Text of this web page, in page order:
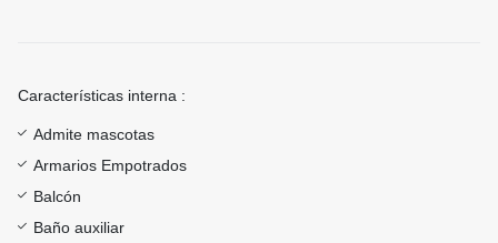
Características interna :
Admite mascotas
Armarios Empotrados
Balcón
Baño auxiliar